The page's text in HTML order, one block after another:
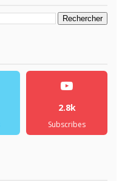
2.8k
Subscribes